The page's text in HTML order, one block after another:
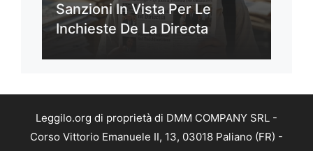
Sanzioni In Vista Per Le
Inchieste De La Directa
Leggilo.org di proprietà di DMM COMPANY SRL -
Corso Vittorio Emanuele II, 13, 03018 Paliano (FR) -